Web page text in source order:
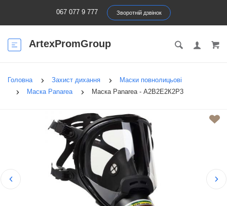
067 077 9 777 Зворотній дзвінок
ArtexPromGroup
Головна Захист дихання
Маски повнолицьові
Маска Panarea
Маска Panarea - А2В2Е2К2Р3